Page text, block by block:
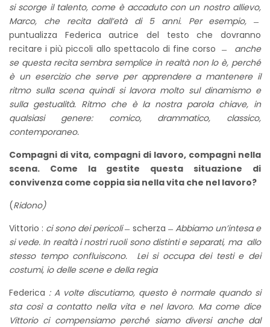
si scorge il talento, come è accaduto con un nostro allievo,
Marco, che recita dall’età di 5 anni. Per esempio, ̶
puntualizza Federica autrice del testo che dovranno
recitare i più piccoli allo spettacolo di fine corso ̶anche
se questa recita sembra semplice in realtà non lo è, perché
è un esercizio che serve per apprendere a mantenere il
ritmo sulla scena quindi si lavora molto sul dinamismo e
sulla gestualità. Ritmo che è la nostra parola chiave, in
qualsiasi genere: comico, drammatico, classico,
contemporaneo.
Compagni di vita, compagni di lavoro, compagni nella
scena. Come la gestite questa situazione di
convivenza come coppia sia nella vita che nel lavoro?
(Ridono)
Vittorio : ci sono dei pericoli ̶ scherza ̶ Abbiamo un’intesa e
si vede. In realtà i nostri ruoli sono distinti e separati, ma allo
stesso tempo confluiscono. Lei si occupa dei testi e dei
costumi, io delle scene e della regia
Federica : A volte discutiamo, questo è normale quando si
sta così a contatto nella vita e nel lavoro. Ma come dice
Vittorio ci compensiamo perché siamo diversi anche dal